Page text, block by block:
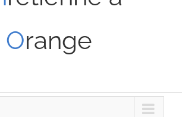
Orange